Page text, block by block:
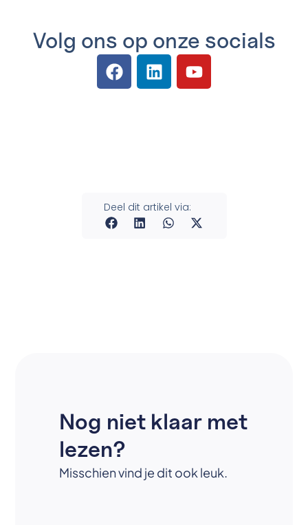
Volg ons op onze socials
Deel dit artikel via:
Nog niet klaar met
lezen?
Misschien vind je dit ook leuk.